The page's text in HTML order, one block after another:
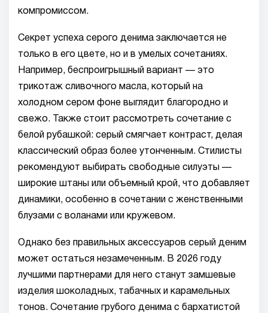
компромиссом.
Секрет успеха серого денима заключается не
только в его цвете, но и в умелых сочетаниях.
Например, беспроигрышный вариант — это
трикотаж сливочного масла, который на
холодном сером фоне выглядит благородно и
свежо. Также стоит рассмотреть сочетание с
белой рубашкой: серый смягчает контраст, делая
классический образ более утонченным. Стилисты
рекомендуют выбирать свободные силуэты —
широкие штаны или объемный крой, что добавляет
динамики, особенно в сочетании с женственными
блузами с воланами или кружевом.
Однако без правильных аксессуаров серый деним
может остаться незамеченным. В 2026 году
лучшими партнерами для него станут замшевые
изделия шоколадных, табачных и карамельных
тонов. Сочетание грубого денима с бархатистой